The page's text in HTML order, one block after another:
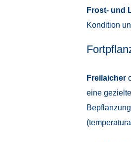
Frost- und
Kondition
Freilaicher
eine